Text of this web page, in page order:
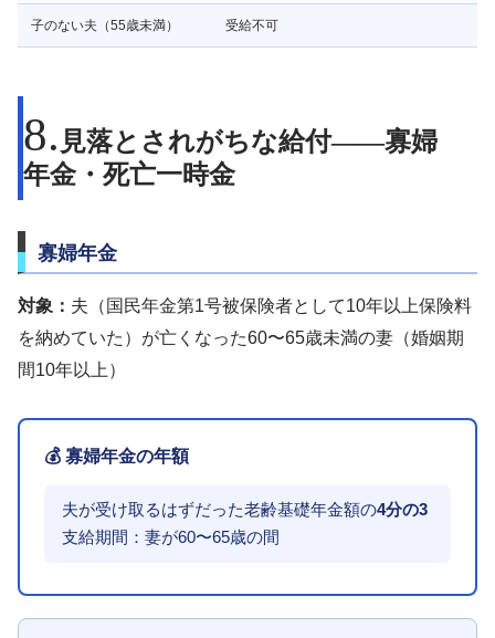
子のない夫（55歳未満） 受給不可
見落とされがちな給付——寡婦
年金・死亡一時金
寡婦年金
対象： 夫（国民年金第1号被保険者として10年以上保険料
を納めていた）が亡くなった60〜65歳未満の妻（婚姻期
間10年以上）
💰 寡婦年金の年額
夫が受け取るはずだった老齢基礎年金額の4分の3
支給期間：妻が60〜65歳の間